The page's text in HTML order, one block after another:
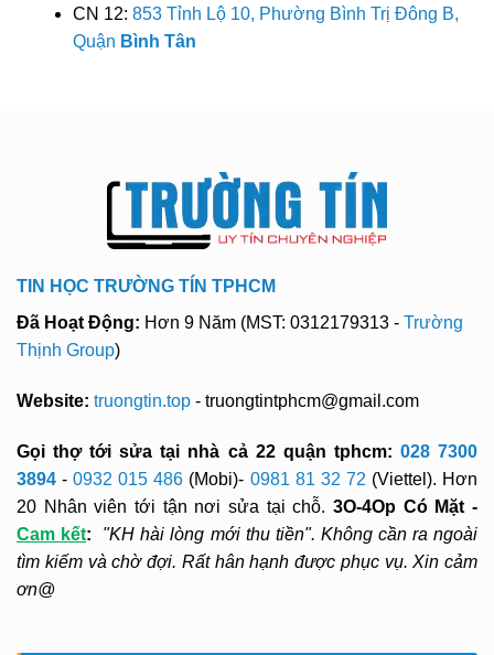
CN 12: 853 Tỉnh Lộ 10, Phường Bình Trị Đông B,
Quận Bình Tân
TIN HỌC TRƯỜNG TÍN TPHCM
Đã Hoạt Động: Hơn 9 Năm (MST: 0312179313 - Trường
Thịnh Group)
Website: truongtin.top - truongtintphcm@gmail.com
Gọi thợ tới sửa tại nhà cả 22 quận tphcm: 028 7300
3894-0932 015 486 (Mobi)- 0981 81 32 72 (Viettel). Hơn
20 Nhân viên tới tận nơi sửa tại chỗ. 3O-4Op Có Mặt -
Cam kết:
"KH hài lòng mới thu tiền". Không cần ra ngoài
tìm kiếm và chờ đợi. Rất hân hạnh được phục vụ. Xin cảm
ơn@